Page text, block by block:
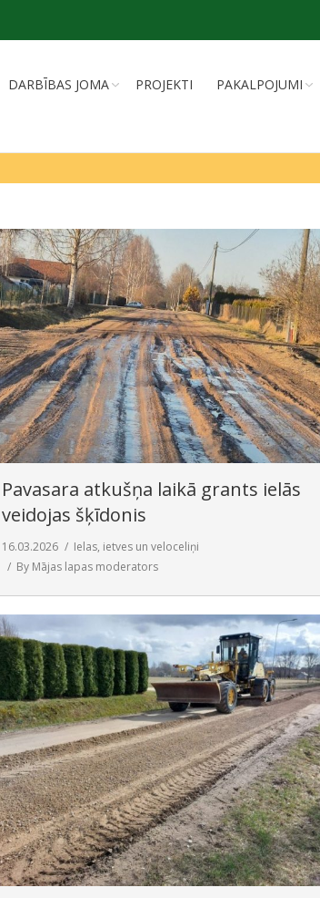
DARBĪBAS JOMA PROJEKTI PAKALPOJUMI
Pavasara atkušņa laikā grants ielās
veidojas šķīdonis
16.03.2026
Ielas, ietves un veloceliņi
By Mājas lapas moderators